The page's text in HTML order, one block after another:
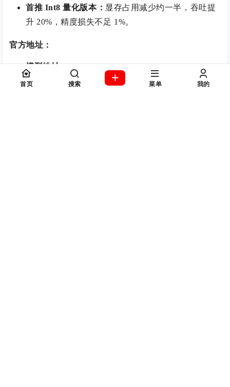
首推 Int8 量化版本： 显存占用减少约一半，吞吐提
升 20%，精度损失不足 1%。
官方地址：
模型地址：
https://ai.gitcode.com/ascend-tribe/openPangu-Ultra-
首页 搜索 菜单 我的